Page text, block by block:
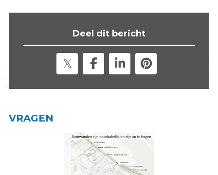
Deel dit bericht
VRAGEN